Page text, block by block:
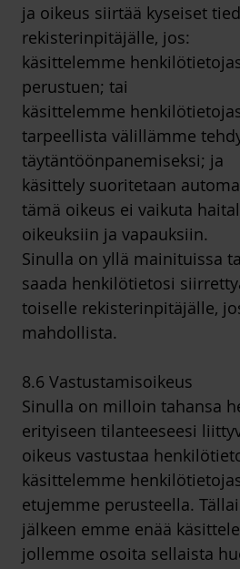
ja oikeus siirtää kyseiset
rekisterinpitäjälle, jos:
käsittelemme
perustuen; tai
käsittelemme
tarpeellista välillämme
täytäntöönpanemiseksi; ja
käsittely suoritetaan
tämä oikeus ei vaikuta
oikeuksiin ja vapauksiin.
Sinulla on yllä mainituissa
saada henkilötietosi
toiselle rekisterinpitäjälle,
mahdollista.
8.6 Vastustamisoikeus
Sinulla on milloin tahansa
erityiseen tilanteeseesi
oikeus vastustaa
käsittelemme
etujemme perusteella.
jälkeen emme enää
jollemme osoita sellaista